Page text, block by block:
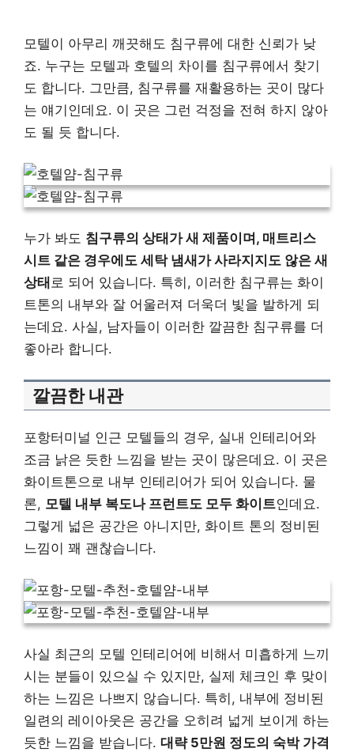
모텔이 아무리 깨끗해도 침구류에 대한 신뢰가 낮
죠. 누구는 모텔과 호텔의 차이를 침구류에서 찾기
도 합니다. 그만큼, 침구류를 재활용하는 곳이 많다
는 얘기인데요. 이 곳은 그런 걱정을 전혀 하지 않아
도 될 듯 합니다.
누가 봐도 침구류의 상태가 새 제품이며, 매트리스
시트 같은 경우에도 세탁 냄새가 사라지지도 않은 새
상태 로 되어 있습니다. 특히, 이러한 침구류는 화이
트톤의 내부와 잘 어울러져 더욱더 빛을 발하게 되
는데요. 사실, 남자들이 이러한 깔끔한 침구류를 더
좋아라 합니다.
깔끔한 내관
포항터미널 인근 모텔들의 경우, 실내 인테리어와
조금 낡은 듯한 느낌을 받는 곳이 많은데요. 이 곳은
화이트톤으로 내부 인테리어가 되어 있습니다. 물
론, 모텔 내부 복도나 프런트도 모두 화이트인데요.
그렇게 넓은 공간은 아니지만, 화이트 톤의 정비된
느낌이 꽤 괜찮습니다.
사실 최근의 모텔 인테리어에 비해서 미흡하게 느끼
시는 분들이 있으실 수 있지만, 실제 체크인 후 맞이
하는 느낌은 나쁘지 않습니다. 특히, 내부에 정비된
일련의 레이아웃은 공간을 오히려 넓게 보이게 하는
듯한 느낌을 받습니다. 대략 5만원 정도의 숙박 가격